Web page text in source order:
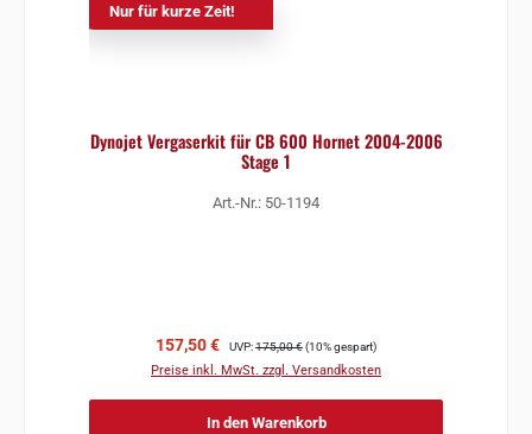
Nur für kurze Zeit!
Dynojet Vergaserkit für CB 600 Hornet 2004-2006
Stage 1
Art.-Nr.: 50-1194
Verkaufspreis:
157,50 € Regulärer Preis:
UVP:175,00 €(10% gespart)
Preise inkl. MwSt. zzgl. Versandkosten
In den Warenkorb